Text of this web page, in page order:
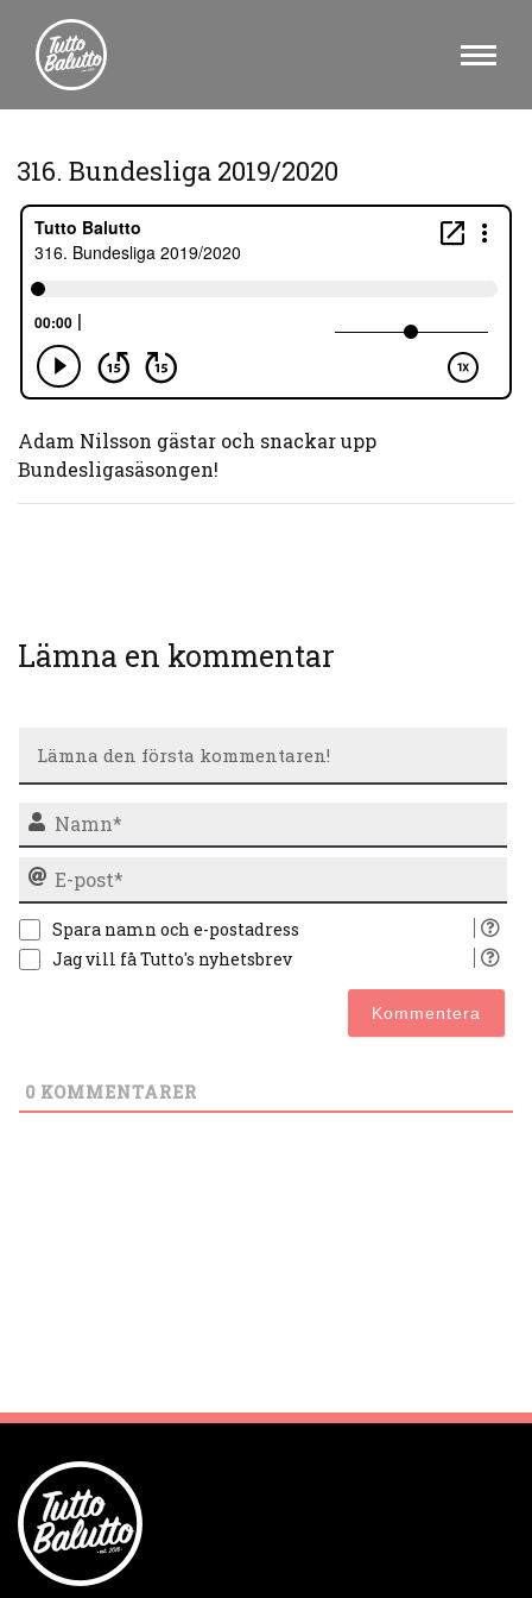
316. Bundesliga 2019/2020
Adam Nilsson gästar och snackar upp
Bundesligasäsongen!
Lämna en kommentar
Spara namn och e-postadress
Jag vill få Tutto's nyhetsbrev
0 KOMMENTARER